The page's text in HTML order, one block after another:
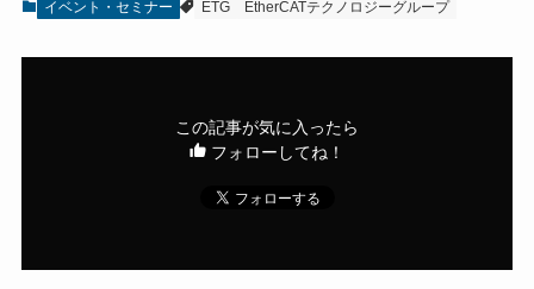
イベント・セミナー ETG EtherCATテクノロジーグループ
この記事が気に入ったら
フォローしてね！